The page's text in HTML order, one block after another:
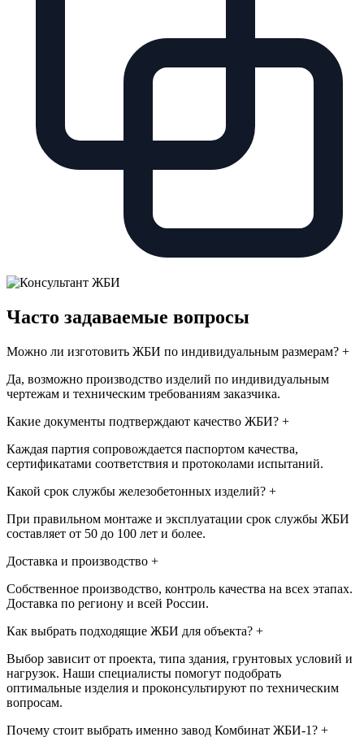
Часто задаваемые вопросы
Можно ли изготовить ЖБИ по индивидуальным размерам? +
Да, возможно производство изделий по индивидуальным
чертежам и техническим требованиям заказчика.
Какие документы подтверждают качество ЖБИ? +
Каждая партия сопровождается паспортом качества,
сертификатами соответствия и протоколами испытаний.
Какой срок службы железобетонных изделий? +
При правильном монтаже и эксплуатации срок службы ЖБИ
составляет от 50 до 100 лет и более.
Доставка и производство +
Собственное производство, контроль качества на всех этапах.
Доставка по региону и всей России.
Как выбрать подходящие ЖБИ для объекта? +
Выбор зависит от проекта, типа здания, грунтовых условий и
нагрузок. Наши специалисты помогут подобрать
оптимальные изделия и проконсультируют по техническим
вопросам.
Почему стоит выбрать именно завод Комбинат ЖБИ-1? +